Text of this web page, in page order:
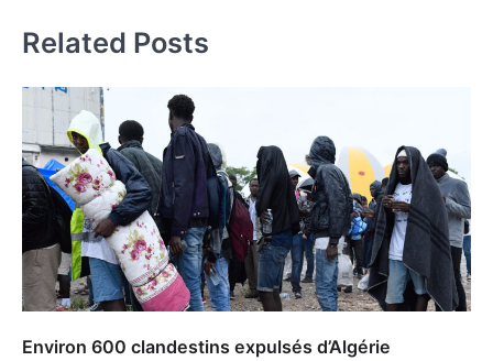
Related Posts
Environ 600 clandestins expulsés d’Algérie